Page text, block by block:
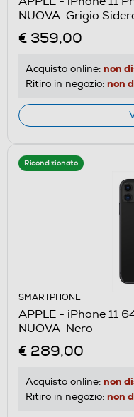
NUOVA-Grigio
€ 359,00
Acquisto online: non
Ritiro in negozio: non
Ricondizionato
SMARTPHONE
APPLE - iPhone 11
NUOVA-Nero
€ 289,00
Acquisto online: non
Ritiro in negozio: non